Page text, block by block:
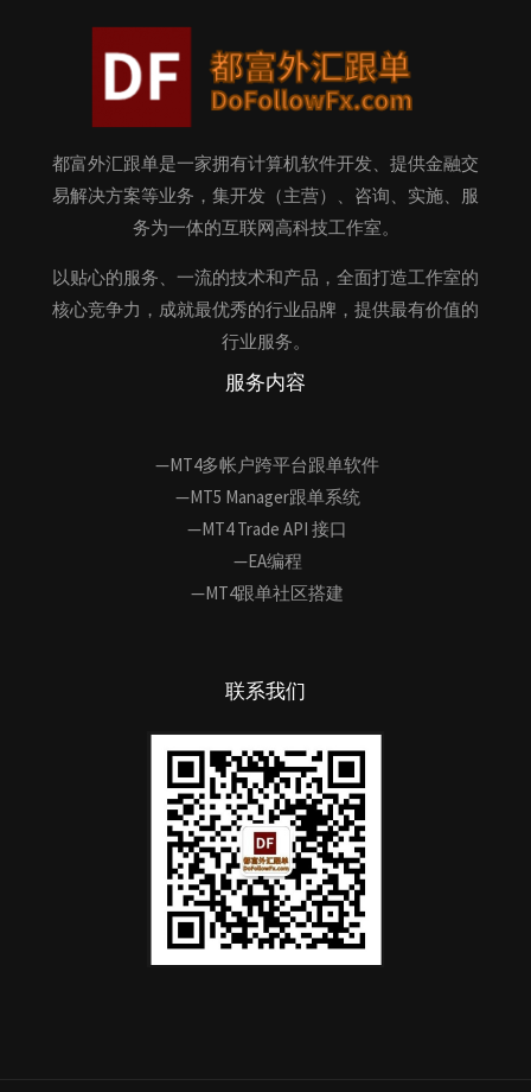
都富外汇跟单是一家拥有计算机软件开发、提供金融交
易解决方案等业务，集开发（主营）、咨询、实施、服
务为一体的互联网高科技工作室。
以贴心的服务、一流的技术和产品，全面打造工作室的
核心竞争力，成就最优秀的行业品牌，提供最有价值的
行业服务。
服务内容
—MT4多帐户跨平台跟单软件
—MT5 Manager跟单系统
—MT4 Trade API 接口
—EA编程
—MT4跟单社区搭建
联系我们